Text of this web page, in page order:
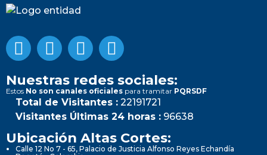
Nuestras redes sociales:
Estos No son canales oficiales para tramitar PQRSDF
Total de Visitantes : 22191721
Visitantes Últimas 24 horas : 96638
Ubicación Altas Cortes:
Calle 12 No 7 - 65, Palacio de Justicia Alfonso Reyes Echandía